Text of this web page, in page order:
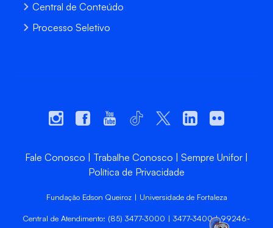
Central de Conteúdo
Processo Seletivo
Fale Conosco Trabalhe Conosco
Sempre Unifor
Política de Privacidade
Fundação Edson Queiroz | Universidade de Fortaleza
Central de Atendimento: (85) 3477-3000 | 3477-3400 | 99246-